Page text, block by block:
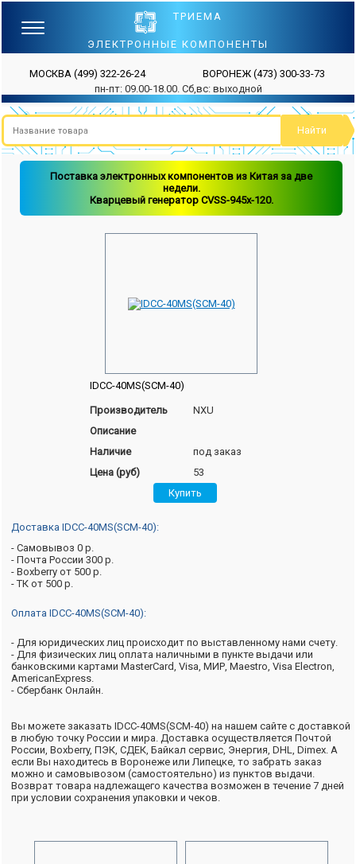
ТРИЕМА
ЭЛЕКТРОННЫЕ КОМПОНЕНТЫ
МОСКВА (499) 322-26-24 ВОРОНЕЖ (473) 300-33-73
пн-пт: 09.00-18.00. Сб,вс: выходной
Поставка электронных компонентов из Китая за две
недели.
Кварцевый генератор CVSS-945x-120.
IDCC-40MS(SCM-40)
Производитель
NXU
Описание
Наличие
под заказ
Цена (руб)
53
Доставка IDCC-40MS(SCM-40):
- Самовывоз 0 р.
- Почта России 300 р.
- Boxberry от 500 р.
- ТК от 500 р.
Оплата IDCC-40MS(SCM-40):
- Для юридических лиц происходит по выставленному нами счету.
- Для физических лиц оплата наличными в пункте выдачи или
банковскими картами MasterCard, Visa, МИР, Maestro, Visa Electron,
AmericanExpress.
- Сбербанк Онлайн.
Вы можете заказать IDCC-40MS(SCM-40) на нашем сайте с доставкой
в любую точку России и мира. Доставка осуществляется Почтой
России, Boxberry, ПЭК, СДЕК, Байкал сервис, Энергия, DHL, Dimex. А
если Вы находитесь в Воронеже или Липецке, то забрать заказ
можно и самовывозом (самостоятельно) из пунктов выдачи.
Возврат товара надлежащего качества возможен в течение 7 дней
при условии сохранения упаковки и чеков.